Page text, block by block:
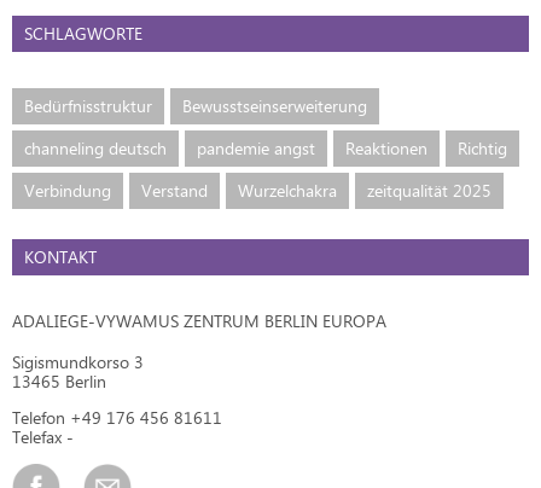
SCHLAGWORTE
Bedürfnisstruktur
Bewusstseinserweiterung
channeling deutsch
pandemie angst Reaktionen
Richtig
Verbindung
Verstand Wurzelchakra zeitqualität 2025
KONTAKT
ADALIEGE-VYWAMUS ZENTRUM BERLIN EUROPA
Sigismundkorso 3
13465 Berlin
Telefon +49 176 456 81611
Telefax -